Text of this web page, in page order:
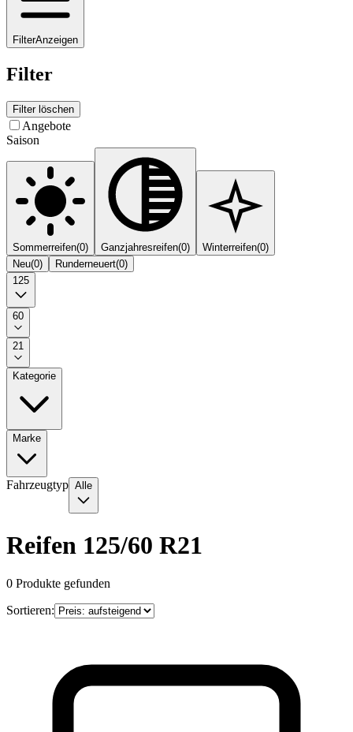
FilterAnzeigen
Filter
Filter löschen
Angebote
Saison
Sommerreifen(0) Ganzjahresreifen(0) Winterreifen(0)
Neu(0) Runderneuert(0)
125
60
21
Kategorie
Marke
Fahrzeugtyp Alle
Reifen 125/60 R21
0 Produkte gefunden
Sortieren: